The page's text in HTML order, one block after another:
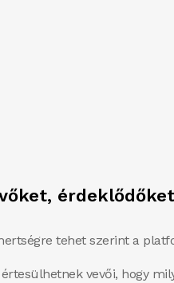
érdeklődőket
tehet szerint a
vevői, hogy